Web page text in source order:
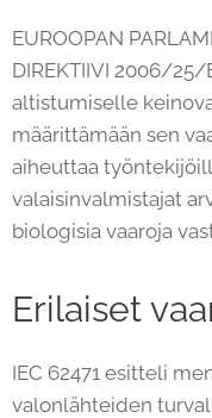
EUROOPAN
DIREKTIIVI 2006/
altistumiselle
määrittämään sen
aiheuttaa
valaisinvalmistajat
biologisia vaaroja
Erilaiset
IEC 62471 esitteli
valonlähteiden